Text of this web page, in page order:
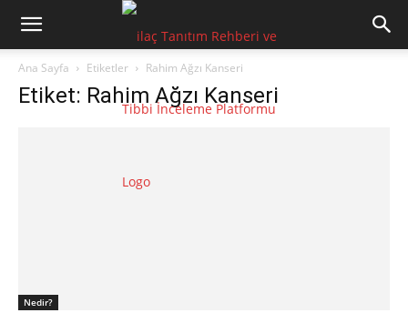
Ana Sayfa Etiketler Rahim Ağzı Kanseri
Etiket: Rahim Ağzı Kanseri
Nedir?